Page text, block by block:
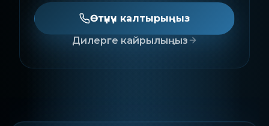
Өтүнүч калтырыңыз
Дилерге кайрылыңыз